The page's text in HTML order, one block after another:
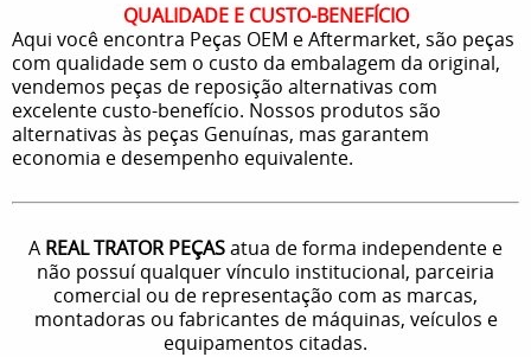
QUALIDADE E CUSTO-BENEFÍCIO
Aqui você encontra Peças OEM e Aftermarket, são peças
com qualidade sem o custo da embalagem da original,
vendemos peças de reposição alternativas com
excelente custo-benefício. Nossos produtos são
alternativas às peças Genuínas, mas garantem
economia e desempenho equivalente.
A REAL TRATOR PEÇASatua de forma independente e
não possuí qualquer vínculo institucional, parceiria
comercial ou de representação com as marcas,
montadoras ou fabricantes de máquinas, veículos e
equipamentos citadas.